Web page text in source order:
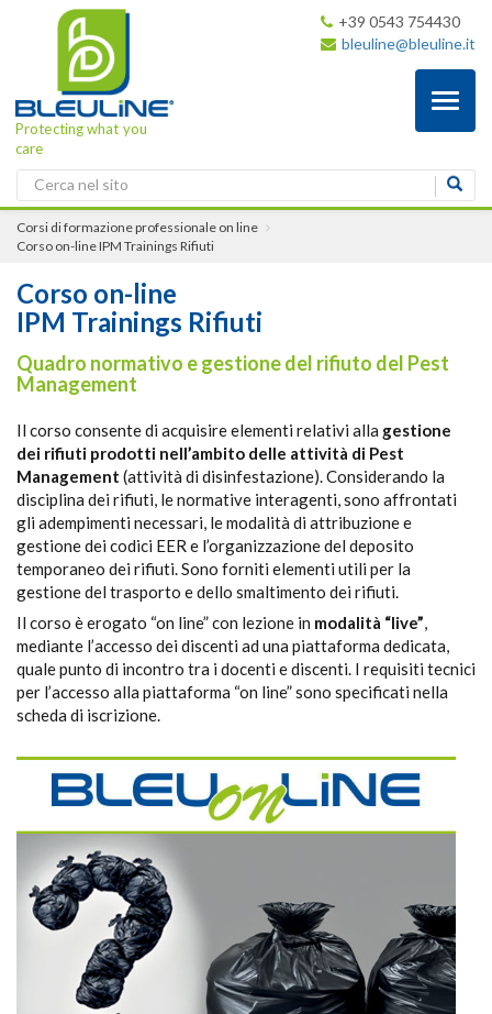
Protecting what you
care
+39 0543 754430
bleuline@bleuline.it
Corsi di formazione professionale on line
Corso on-lineIPM Trainings Rifiuti
Corso on-line
IPM Trainings Rifiuti
Quadro normativo e gestione del rifiuto del Pest
Management
Il corso consente di acquisire elementi relativi alla gestione
dei rifiuti prodotti nell’ambito delle attività di Pest
Management (attività di disinfestazione). Considerando la
disciplina dei rifiuti, le normative interagenti, sono affrontati
gli adempimenti necessari, le modalità di attribuzione e
gestione dei codici EER e l’organizzazione del deposito
temporaneo dei rifiuti. Sono forniti elementi utili per la
gestione del trasporto e dello smaltimento dei rifiuti.
Il corso è erogato “on line” con lezione in modalità “live”,
mediante l’accesso dei discenti ad una piattaforma dedicata,
quale punto di incontro tra i docenti e discenti. I requisiti tecnici
per l’accesso alla piattaforma “on line” sono specificati nella
scheda di iscrizione.